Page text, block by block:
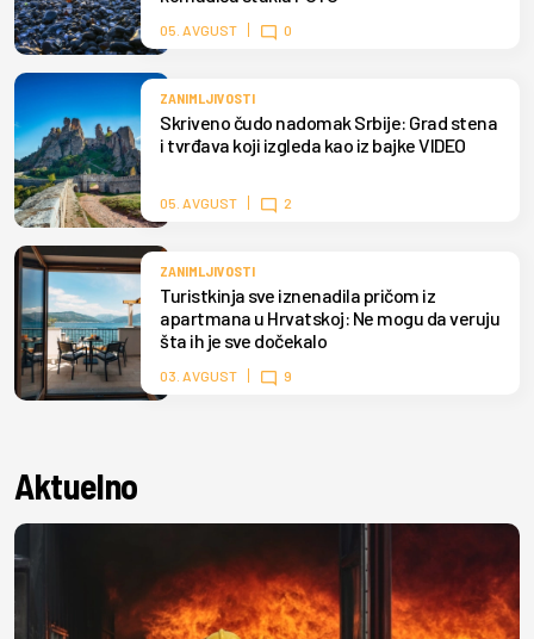
05. AVGUST 0
ZANIMLJIVOSTI
Skriveno čudo nadomak Srbije: Grad stena
i tvrđava koji izgleda kao iz bajke VIDEO
05. AVGUST 2
ZANIMLJIVOSTI
Turistkinja sve iznenadila pričom iz
apartmana u Hrvatskoj: Ne mogu da veruju
šta ih je sve dočekalo
03. AVGUST 9
Aktuelno